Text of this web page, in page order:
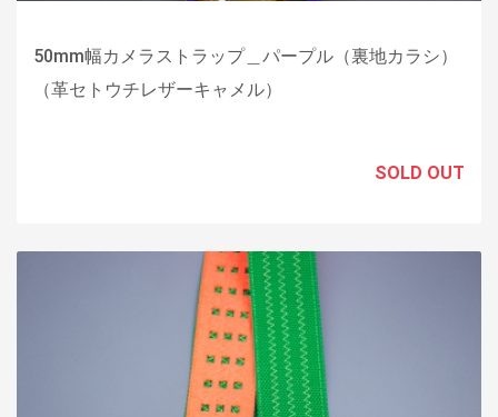
50mm幅カメラストラップ＿パープル（裏地カラシ）
（革セトウチレザーキャメル）
SOLD OUT